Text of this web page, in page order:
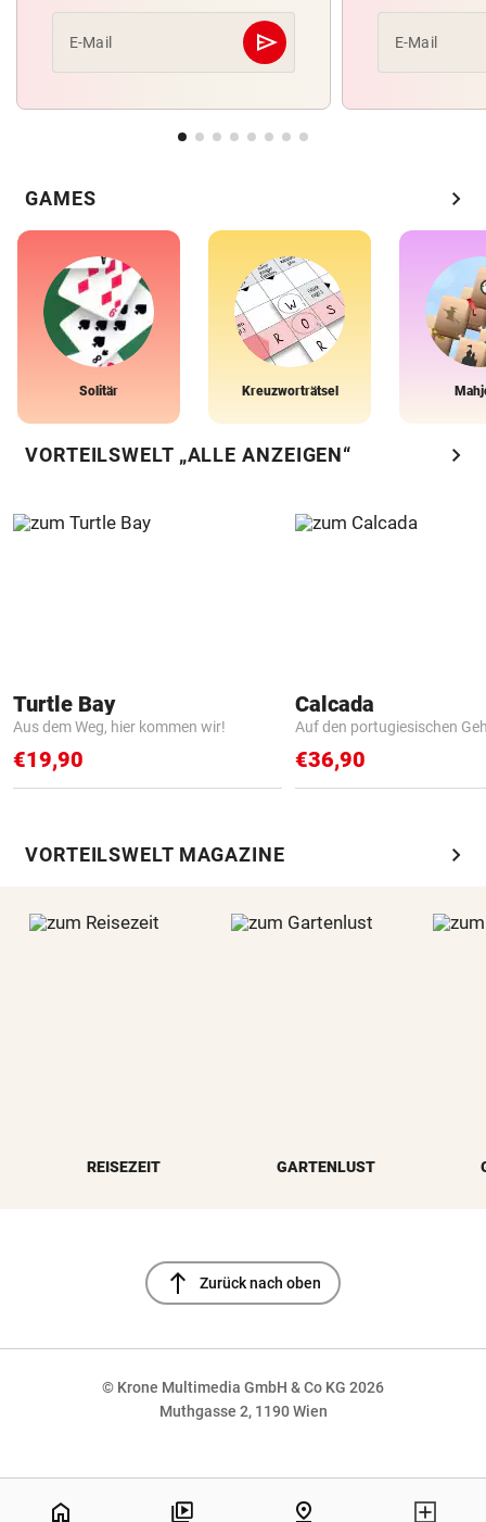
E-Mail send
Abschicken E-Mail
GAMES chevron_right
Solitär Kreuzworträtsel
VORTEILSWELT „ALLE ANZEIGEN“ chevron_right
Turtle Bay
Aus dem Weg, hier kommen wir!
€19,90
Calcada
Auf den portugiesischen
€36,90
VORTEILSWELT MAGAZINE chevron_right
REISEZEIT GARTENLUST
north Zurück nach oben
© Krone Multimedia GmbH & Co KG 2026
Muthgasse 2, 1190 Wien
home pin_drop
NaN%